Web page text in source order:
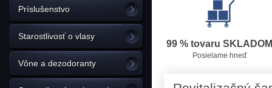
Príslušenstvo
Starostlivosť o vlasy
Vône a dezodoranty
99 % tovaru SKLADOM
Posielame hneď